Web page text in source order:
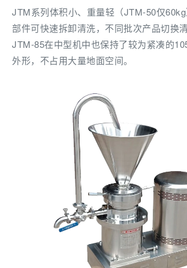
JTM系列体积小、重量轻（JTM-50仅
部件可快速拆卸清洗，不同批次产品切换清
JTM-85在中型机中也保持了较为紧凑的
外形，不占用大量地面空间。